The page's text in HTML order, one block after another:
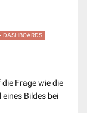
DASHBOARDS
Frage wie die
eines Bildes bei